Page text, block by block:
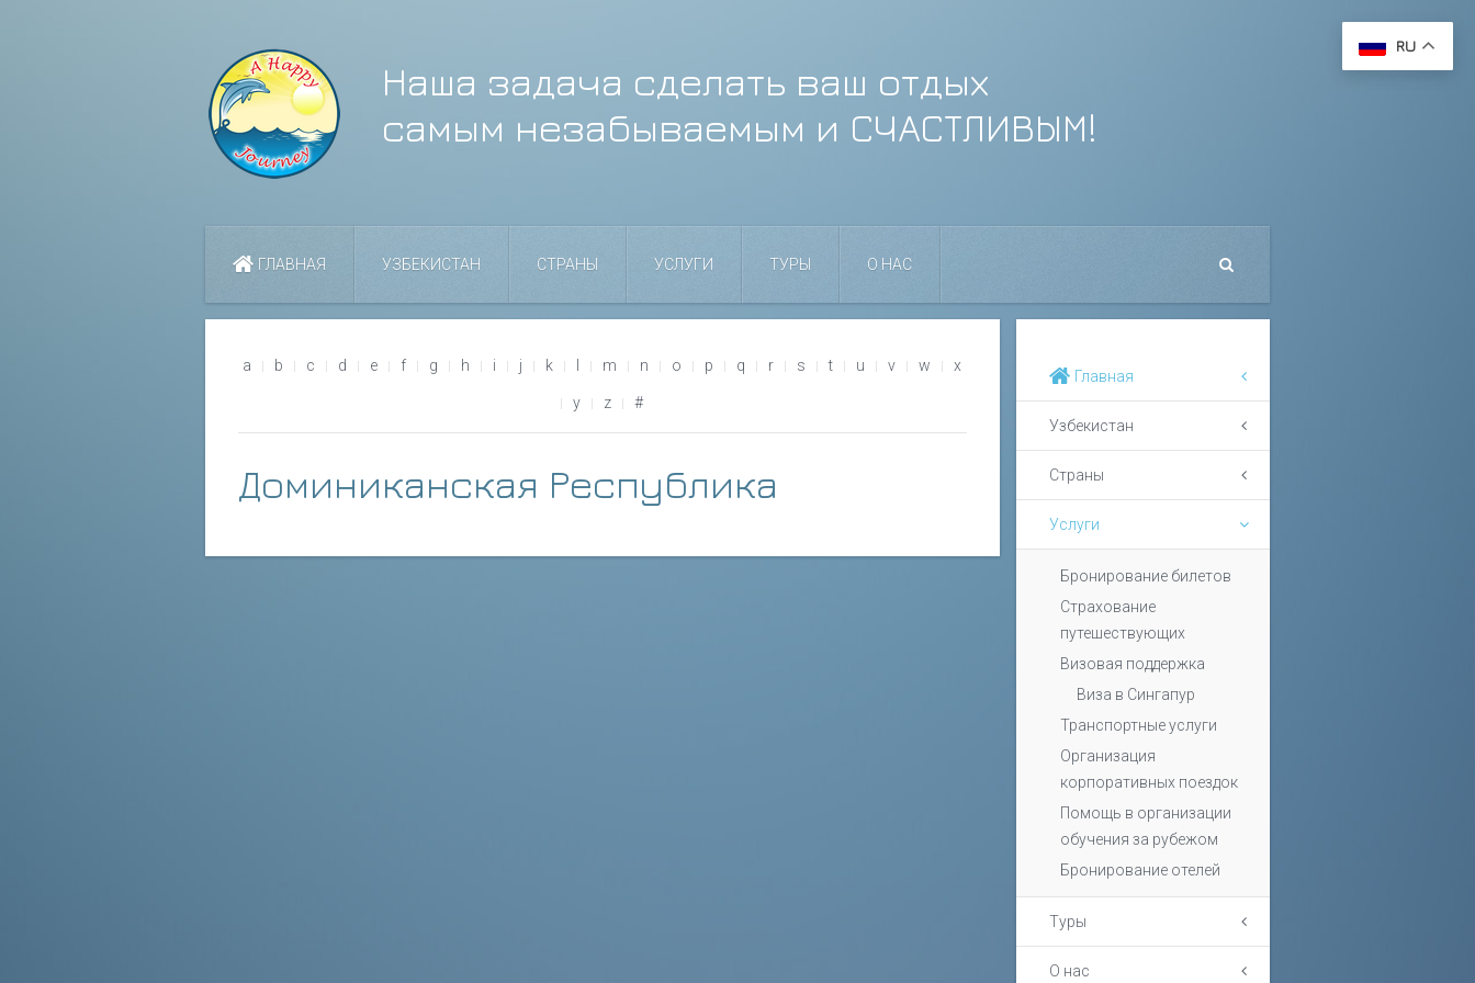
Наша задача сделать ваш отдых
самым незабываемым и СЧАСТЛИВЫМ!
ГЛАВНАЯ УЗБЕКИСТАН СТРАНЫ УСЛУГИ ТУРЫ О НАС
RU
a b c d e f g h i j k m n o p q r s t u v w x
y z #
Доминиканская Республика
Главная
Узбекистан
Страны
Услуги
Бронирование билетов
Страхование
путешествующих
Визовая поддержка
Виза в Сингапур
Транспортные услуги
Организация
корпоративных поездок
Помощь в организации
обучения за рубежом
Бронирование отелей
Туры
О нас